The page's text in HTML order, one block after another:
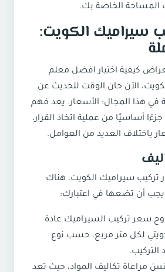
المساحة الخاصة بك.
سيراميك الكويت:
كيفية اختيار افضل معلم
الآن حان الوقت للحديث عن
في هذا المجال: الأسعار. يعد فهم
أساسيًا من عملية اتخاذ القرار،
باختلاف العديد من العوامل.
تركيب سيراميك الكويت، هناك
أن تضعها في اعتبارك:
سعر تركيب السيراميك عادة
15 دينار كويتي لكل متر مربع، حسب نوع
التركيب.
مراعاة تكاليف المواد، حيث تعد